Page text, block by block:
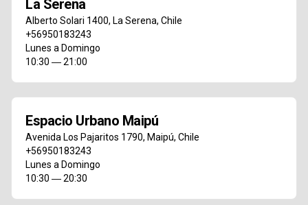
La Serena
Alberto Solari 1400, La Serena, Chile
+56950183243
Lunes a Domingo
10:30 ― 21:00
Espacio Urbano Maipú
Avenida Los Pajaritos 1790, Maipú, Chile
+56950183243
Lunes a Domingo
10:30 ― 20:30